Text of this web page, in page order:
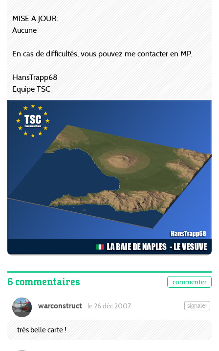
MISE A JOUR:
Aucune
En cas de difficultés, vous pouvez me contacter en MP.
HansTrapp68
Equipe TSC
6 commentaires commenter
warconstruct le 26 déc 2007 signaler
très belle carte !